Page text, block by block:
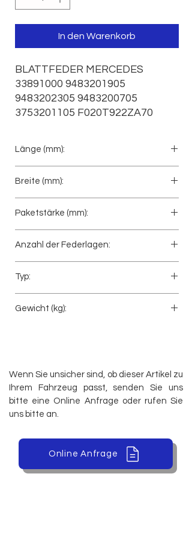
In den Warenkorb
BLATTFEDER MERCEDES
33891000 9483201905
9483202305 9483200705
3753201105 F020T922ZA70
Länge (mm):
Breite (mm):
Paketstärke (mm):
Anzahl der Federlagen:
Typ:
Gewicht (kg):
Wenn Sie unsicher sind, ob dieser Artikel zu
Ihrem Fahrzeug passt, senden Sie uns
bitte eine Online Anfrage oder rufen Sie
uns bitte an.
Online Anfrage